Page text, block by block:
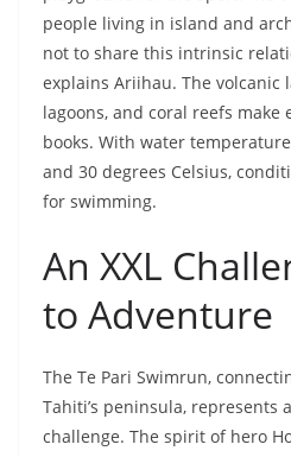
island. Ariihau Richard
the ÖTILLÖ international race
crystal-clear vision: “The
awareness of one’s intrinsic
and the identity-based
embody are the cornerstones
from Tahiti.”
The Te Pari Swimrun isn’t just
symbol. It’s an expression of
with land and ocean. This race
a powerful vehicle for their
open, the path uncertain. The
started.